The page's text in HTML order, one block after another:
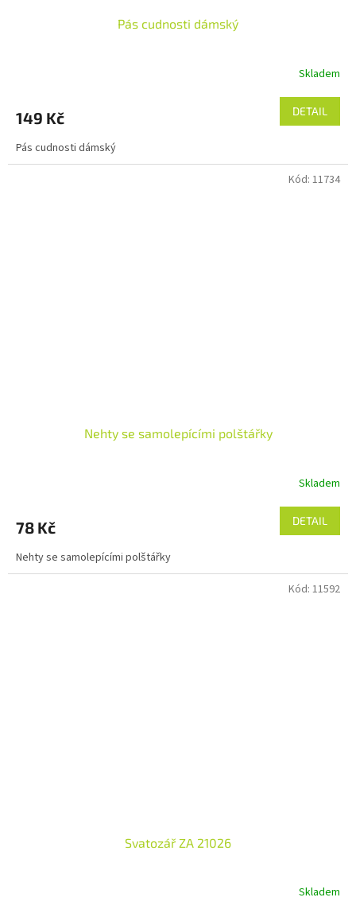
Pás cudnosti dámský
je
z
5
Skladem
149 Kč DETAIL
Pás cudnosti dámský
Nehty se samolepícími polštářky
Skladem
78 Kč DETAIL
Nehty se samolepícími polštářky
Kód: 11734
Svatozář ZA 21026
Skladem
Kód: 11592